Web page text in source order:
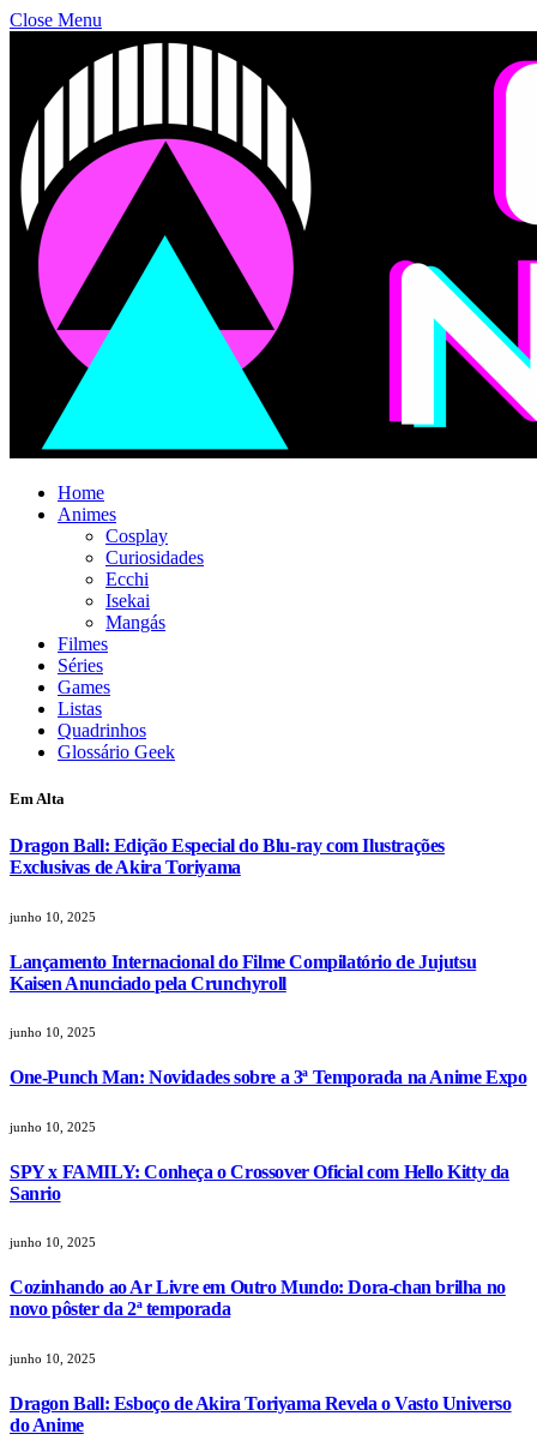
Close Menu
Home
Animes
Cosplay
Curiosidades
Ecchi
Isekai
Mangás
Filmes
Séries
Games
Listas
Quadrinhos
Glossário Geek
Em Alta
Dragon Ball: Edição Especial do Blu-ray com Ilustrações
Exclusivas de Akira Toriyama
junho 10, 2025
Lançamento Internacional do Filme Compilatório de Jujutsu
Kaisen Anunciado pela Crunchyroll
junho 10, 2025
One-Punch Man: Novidades sobre a 3ª Temporada na Anime Expo
junho 10, 2025
SPY x FAMILY: Conheça o Crossover Oficial com Hello Kitty da
Sanrio
junho 10, 2025
Cozinhando ao Ar Livre em Outro Mundo: Dora-chan brilha no
novo pôster da 2ª temporada
junho 10, 2025
Dragon Ball: Esboço de Akira Toriyama Revela o Vasto Universo
do Anime